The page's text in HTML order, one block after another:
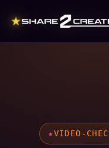
★
VIDEO-